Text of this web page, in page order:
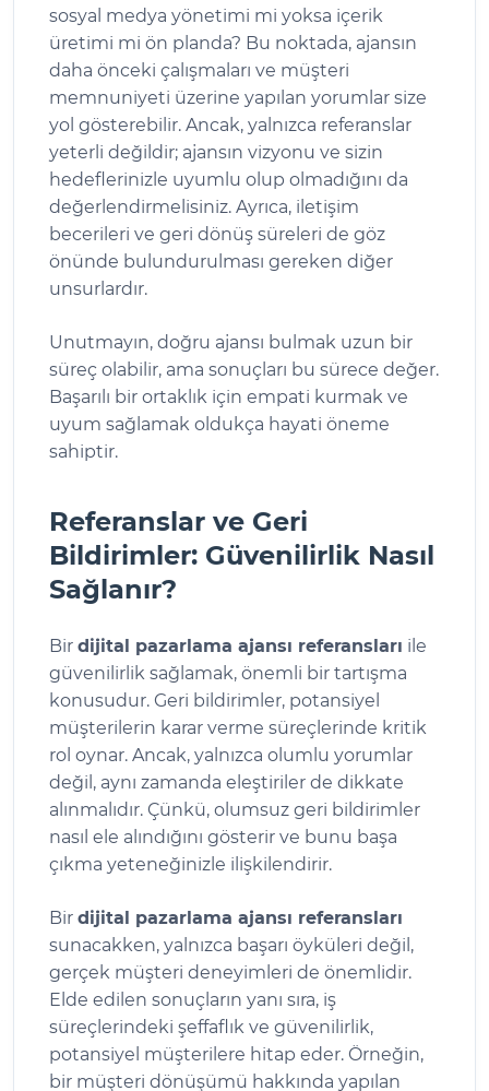
sosyal medya yönetimi mi yoksa içerik
üretimi mi ön planda? Bu noktada, ajansın
daha önceki çalışmaları ve müşteri
memnuniyeti üzerine yapılan yorumlar size
yol gösterebilir. Ancak, yalnızca referanslar
yeterli değildir; ajansın vizyonu ve sizin
hedeflerinizle uyumlu olup olmadığını da
değerlendirmelisiniz. Ayrıca, iletişim
becerileri ve geri dönüş süreleri de göz
önünde bulundurulması gereken diğer
unsurlardır.
Unutmayın, doğru ajansı bulmak uzun bir
süreç olabilir, ama sonuçları bu sürece değer.
Başarılı bir ortaklık için empati kurmak ve
uyum sağlamak oldukça hayati öneme
sahiptir.
Referanslar ve Geri
Bildirimler: Güvenilirlik Nasıl
Sağlanır?
Bir dijital pazarlama ajansı referansları ile
güvenilirlik sağlamak, önemli bir tartışma
konusudur. Geri bildirimler, potansiyel
müşterilerin karar verme süreçlerinde kritik
rol oynar. Ancak, yalnızca olumlu yorumlar
değil, aynı zamanda eleştiriler de dikkate
alınmalıdır. Çünkü, olumsuz geri bildirimler
nasıl ele alındığını gösterir ve bunu başa
çıkma yeteneğinizle ilişkilendirir.
Bir dijital pazarlama ajansı referansları
sunacakken, yalnızca başarı öyküleri değil,
gerçek müşteri deneyimleri de önemlidir.
Elde edilen sonuçların yanı sıra, iş
süreçlerindeki şeffaflık ve güvenilirlik,
potansiyel müşterilere hitap eder. Örneğin,
bir müşteri dönüşümü hakkında yapılan